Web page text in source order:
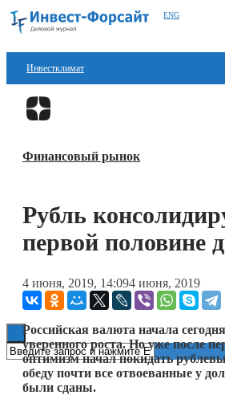
ENG
Инвестклимат
Финансы
Блокчейн
Технологии
Книги
Финансовый рынок
Рубль
первой половине
4 июня, 2019, 14:094 июня, 2019
Российская валюта начала
уверенного роста. Но уже после
оптимизм начал покидать
обеду почти все отвоеванные у
были сданы.